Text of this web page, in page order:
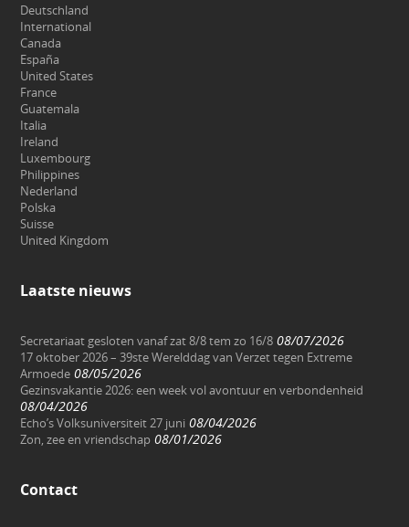
Deutschland
International
Canada
España
United States
France
Guatemala
Italia
Ireland
Luxembourg
Philippines
Nederland
Polska
Suisse
United Kingdom
Laatste nieuws
Secretariaat gesloten vanaf zat 8/8 tem zo 16/8 08/07/2026
17 oktober 2026 – 39ste Werelddag van Verzet tegen Extreme
Armoede 08/05/2026
Gezinsvakantie 2026: een week vol avontuur en verbondenheid
08/04/2026
Echo’s Volksuniversiteit 27 juni 08/04/2026
Zon, zee en vriendschap 08/01/2026
Contact